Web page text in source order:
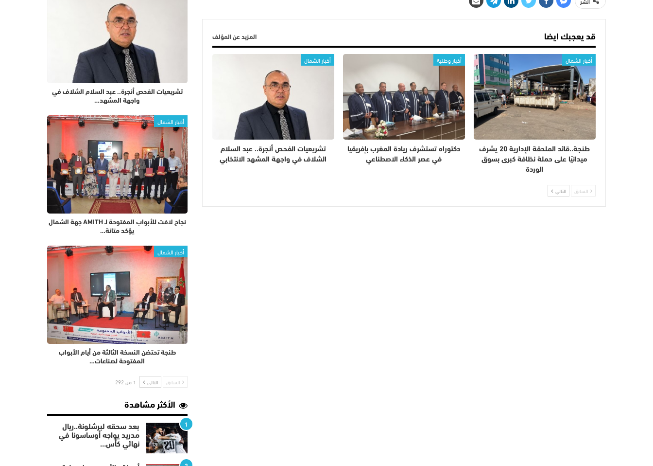
قد يعجبك ايضا المزيد عن المؤلف
أخبار الشمال
طنجة..قائد الملحقة الإدارية 20 يشرف
ميدانيًا على حملة نظافة كبرى بسوق
الوردة
أخبار وطنية
دكتوراه تستشرف ريادة المغرب بإفريقيا
في عصر الذكاء الاصطناعي
أخبار الشمال
تشريعيات الفحص أنجرة.. عبد السلام
الشلاف في واجهة المشهد الانتخابي
السابق التالي
تشريعيات الفحص أنجرة.. عبد السلام الشلاف في
واجهة المشهد…
أخبار الشمال
نجاح لافت للأبواب المفتوحة لـ AMITH جهة الشمال
يؤكد متانة…
أخبار الشمال
طنجة تحتضن النسخة الثالثة من أيام الأبواب
المفتوحة لصناعات…
السابق التالي 1 من 292
الأكثر مشاهدة
1
بعد سحقه لبرشلونة..ريال
مدريد يواجه أوساسونا في
نهائي كأس…